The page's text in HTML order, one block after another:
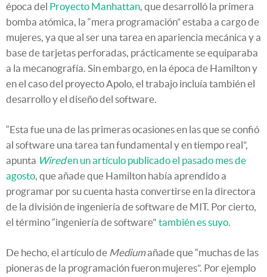
época del Proyecto Manhattan, que desarrolló la primera
bomba atómica, la “mera programación” estaba a cargo de
mujeres, ya que al ser una tarea en apariencia mecánica y a
base de tarjetas perforadas, prácticamente se equiparaba
a la mecanografía. Sin embargo, en la época de Hamilton y
en el caso del proyecto Apolo, el trabajo incluía también el
desarrollo y el diseño del software.
“Esta fue una de las primeras ocasiones en las que se confió
al software una tarea tan fundamental y en tiempo real”,
apunta Wireden un artículo publicado el pasado mes de
agosto, que añade que Hamilton había aprendido a
programar por su cuenta hasta convertirse en la directora
de la división de ingeniería de software de MIT. Por cierto,
el término “ingeniería de software" también es suyo.
De hecho, el artículo de Mediumañade que “muchas de las
pioneras de la programación fueron mujeres”. Por ejemplo